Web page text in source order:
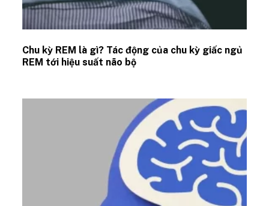
Chu kỳ REM là gì? Tác động của chu kỳ giấc ngủ
REM tới hiệu suất não bộ